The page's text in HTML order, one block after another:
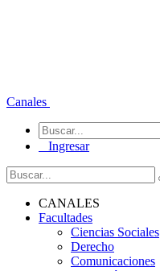
Canales
Ingresar
CANALES
Facultades
Ciencias Sociales
Derecho
Comunicaciones